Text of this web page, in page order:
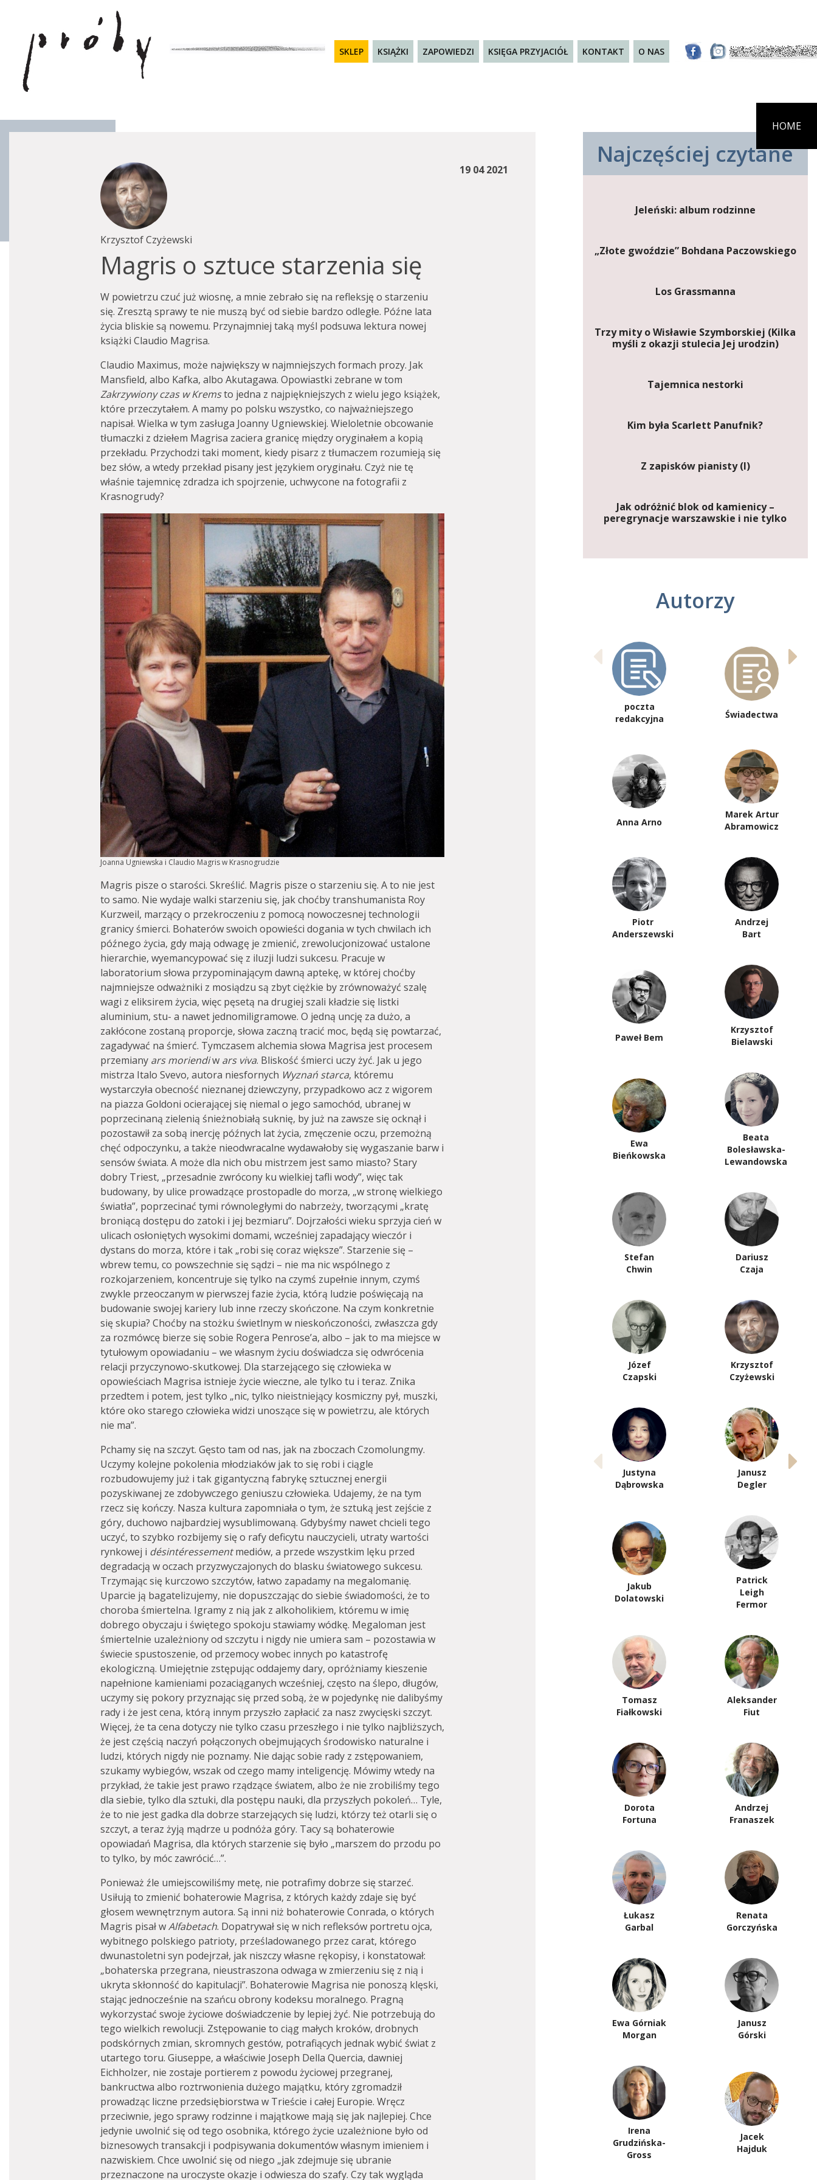
SKLEP KSIĄŻKI ZAPOWIEDZI KSIĘGA PRZYJACIÓŁ KONTAKT O NAS
HOME
19 04 2021
Krzysztof Czyżewski
Magris o sztuce starzenia się
W powietrzu czuć już wiosnę, a mnie zebrało się na refleksję o starzeniu
się. Zresztą sprawy te nie muszą być od siebie bardzo odległe. Późne lata
życia bliskie są nowemu. Przynajmniej taką myśl podsuwa lektura nowej
książki Claudio Magrisa.
Claudio Maximus, może największy w najmniejszych formach prozy. Jak
Mansfield, albo Kafka, albo Akutagawa. Opowiastki zebrane w tom
Zakrzywiony czas w Kremsto jedna z najpiękniejszych z wielu jego książek,
które przeczytałem. A mamy po polsku wszystko, co najważniejszego
napisał. Wielka w tym zasługa Joanny Ugniewskiej. Wieloletnie obcowanie
tłumaczki z dziełem Magrisa zaciera granicę między oryginałem a kopią
przekładu. Przychodzi taki moment, kiedy pisarz z tłumaczem rozumieją się
bez słów, a wtedy przekład pisany jest językiem oryginału. Czyż nie tę
właśnie tajemnicę zdradza ich spojrzenie, uchwycone na fotografii z
Krasnogrudy?
Joanna Ugniewska i Claudio Magris w Krasnogrudzie
Magris pisze o starości. Skreślić. Magris pisze o starzeniu się. A to nie jest
to samo. Nie wydaje walki starzeniu się, jak choćby transhumanista Roy
Kurzweil, marzący o przekroczeniu z pomocą nowoczesnej technologii
granicy śmierci. Bohaterów swoich opowieści dogania w tych chwilach ich
późnego życia, gdy mają odwagę je zmienić, zrewolucjonizować ustalone
hierarchie, wyemancypować się z iluzji ludzi sukcesu. Pracuje w
laboratorium słowa przypominającym dawną aptekę, w której choćby
najmniejsze odważniki z mosiądzu są zbyt ciężkie by zrównoważyć szalę
wagi z eliksirem życia, więc pęsetą na drugiej szali kładzie się listki
aluminium, stu- a nawet jednomiligramowe. O jedną uncję za dużo, a
zakłócone zostaną proporcje, słowa zaczną tracić moc, będą się powtarzać,
zagadywać na śmierć. Tymczasem alchemia słowa Magrisa jest procesem
przemiany ars moriendiw ars viva. Bliskość śmierci uczy żyć. Jak u jego
mistrza Italo Svevo, autora niesfornych Wyznań starca, któremu
wystarczyła obecność nieznanej dziewczyny, przypadkowo acz z wigorem
na piazza Goldoni ocierającej się niemal o jego samochód, ubranej w
poprzecinaną zielenią śnieżnobiałą suknię, by już na zawsze się ocknął i
pozostawił za sobą inercję późnych lat życia, zmęczenie oczu, przemożną
chęć odpoczynku, a także nieodwracalne wydawałoby się wygaszanie barw i
sensów świata. A może dla nich obu mistrzem jest samo miasto? Stary
dobry Triest, „przesadnie zwrócony ku wielkiej tafli wody”, więc tak
budowany, by ulice prowadzące prostopadle do morza, „w stronę wielkiego
światła”, poprzecinać tymi równoległymi do nabrzeży, tworzącymi „kratę
broniącą dostępu do zatoki i jej bezmiaru”. Dojrzałości wieku sprzyja cień w
ulicach osłoniętych wysokimi domami, wcześniej zapadający wieczór i
dystans do morza, które i tak „robi się coraz większe”. Starzenie się –
wbrew temu, co powszechnie się sądzi – nie ma nic wspólnego z
rozkojarzeniem, koncentruje się tylko na czymś zupełnie innym, czymś
zwykle przeoczanym w pierwszej fazie życia, którą ludzie poświęcają na
budowanie swojej kariery lub inne rzeczy skończone. Na czym konkretnie
się skupia? Choćby na stożku świetlnym w nieskończoności, zwłaszcza gdy
za rozmówcę bierze się sobie Rogera Penrose’a, albo – jak to ma miejsce w
tytułowym opowiadaniu – we własnym życiu doświadcza się odwrócenia
relacji przyczynowo-skutkowej. Dla starzejącego się człowieka w
opowieściach Magrisa istnieje życie wieczne, ale tylko tu i teraz. Znika
przedtem i potem, jest tylko „nic, tylko nieistniejący kosmiczny pył, muszki,
które oko starego człowieka widzi unoszące się w powietrzu, ale których
nie ma”.
Pchamy się na szczyt. Gęsto tam od nas, jak na zboczach Czomolungmy.
Uczymy kolejne pokolenia młodziaków jak to się robi i ciągle
rozbudowujemy już i tak gigantyczną fabrykę sztucznej energii
pozyskiwanej ze zdobywczego geniuszu człowieka. Udajemy, że na tym
rzecz się kończy. Nasza kultura zapomniała o tym, że sztuką jest zejście z
góry, duchowo najbardziej wysublimowaną. Gdybyśmy nawet chcieli tego
uczyć, to szybko rozbijemy się o rafy deficytu nauczycieli, utraty wartości
rynkowej i désintéressementmediów, a przede wszystkim lęku przed
degradacją w oczach przyzwyczajonych do blasku światowego sukcesu.
Trzymając się kurczowo szczytów, łatwo zapadamy na megalomanię.
Uparcie ją bagatelizujemy, nie dopuszczając do siebie świadomości, że to
choroba śmiertelna. Igramy z nią jak z alkoholikiem, któremu w imię
dobrego obyczaju i świętego spokoju stawiamy wódkę. Megaloman jest
śmiertelnie uzależniony od szczytu i nigdy nie umiera sam – pozostawia w
świecie spustoszenie, od przemocy wobec innych po katastrofę
ekologiczną. Umiejętnie zstępując oddajemy dary, opróżniamy kieszenie
napełnione kamieniami pozaciąganych wcześniej, często na ślepo, długów,
uczymy się pokory przyznając się przed sobą, że w pojedynkę nie dalibyśmy
rady i że jest cena, którą innym przyszło zapłacić za nasz zwycięski szczyt.
Więcej, że ta cena dotyczy nie tylko czasu przeszłego i nie tylko najbliższych,
że jest częścią naczyń połączonych obejmujących środowisko naturalne i
ludzi, których nigdy nie poznamy. Nie dając sobie rady z zstępowaniem,
szukamy wybiegów, wszak od czego mamy inteligencję. Mówimy wtedy na
przykład, że takie jest prawo rządzące światem, albo że nie zrobiliśmy tego
dla siebie, tylko dla sztuki, dla postępu nauki, dla przyszłych pokoleń… Tyle,
że to nie jest gadka dla dobrze starzejących się ludzi, którzy też otarli się o
szczyt, a teraz żyją mądrze u podnóża góry. Tacy są bohaterowie
opowiadań Magrisa, dla których starzenie się było „marszem do przodu po
to tylko, by móc zawrócić…”.
Ponieważ źle umiejscowiliśmy metę, nie potrafimy dobrze się starzeć.
Usiłują to zmienić bohaterowie Magrisa, z których każdy zdaje się być
głosem wewnętrznym autora. Są inni niż bohaterowie Conrada, o których
Magris pisał wAlfabetach. Dopatrywał się w nich refleksów portretu ojca,
wybitnego polskiego patrioty, prześladowanego przez carat, którego
dwunastoletni syn podejrzał, jak niszczy własne rękopisy, i konstatował:
„bohaterska przegrana, nieustraszona odwaga w zmierzeniu się z nią i
ukryta skłonność do kapitulacji”. Bohaterowie Magrisa nie ponoszą klęski,
stając jednocześnie na szańcu obrony kodeksu moralnego. Pragną
wykorzystać swoje życiowe doświadczenie by lepiej żyć. Nie potrzebują do
tego wielkich rewolucji. Zstępowanie to ciąg małych kroków, drobnych
podskórnych zmian, skromnych gestów, potrafiących jednak wybić świat z
utartego toru. Giuseppe, a właściwie Joseph Della Quercia, dawniej
Eichholzer, nie zostaje portierem z powodu życiowej przegranej,
bankructwa albo roztrwonienia dużego majątku, który zgromadził
prowadząc liczne przedsiębiorstwa w Trieście i całej Europie. Wręcz
przeciwnie, jego sprawy rodzinne i majątkowe mają się jak najlepiej. Chce
jedynie uwolnić się od tego osobnika, którego życie uzależnione było od
biznesowych transakcji i podpisywania dokumentów własnym imieniem i
nazwiskiem. Chce uwolnić się od niego „jak zdejmuje się ubranie
przeznaczone na uroczyste okazje i odwiesza do szafy. Czy tak wygląda
Najczęściej czytane
Jeleński: album rodzinne
„Złote gwoździe” Bohdana Paczowskiego
Los Grassmanna
Trzy mity o Wisławie Szymborskiej (Kilka
myśli z okazji stulecia Jej urodzin)
Tajemnica nestorki
Kim była Scarlett Panufnik?
Z zapisków pianisty (I)
Jak odróżnić blok od kamienicy –
peregrynacje warszawskie i nie tylko
Autorzy
poczta
redakcyjna
Świadectwa
Anna Arno
Marek Artur
Abramowicz
Piotr
Anderszewski
Andrzej
Bart
Paweł Bem
Krzysztof
Bielawski
Ewa
Bieńkowska
Beata
Bolesławska-
Lewandowska
Stefan
Chwin
Dariusz
Czaja
Józef
Czapski
Krzysztof
Czyżewski
Justyna
Dąbrowska
Janusz
Degler
Jakub
Dolatowski
Patrick
Leigh
Fermor
Tomasz
Fiałkowski
Aleksander
Fiut
Dorota
Fortuna
Andrzej
Franaszek
Łukasz
Garbal
Renata
Gorczyńska
Ewa Górniak
Morgan
Janusz
Górski
Irena
Grudzińska-
Gross
Jacek
Hajduk